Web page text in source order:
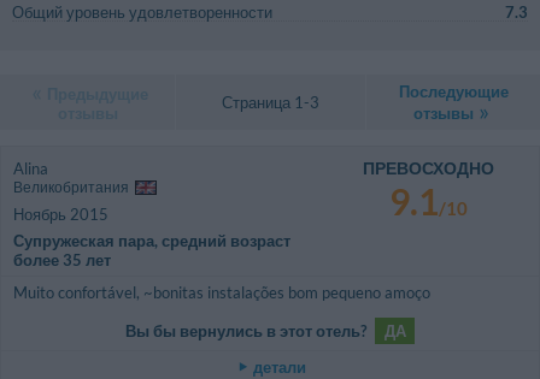
Общий уровень удовлетворенности
7.3
Страница 1-3
Последующие
отзывы
Alina
Великобритания
Ноябрь 2015
Супружеская пара, средний возраст
более 35 лет
ПРЕВОСХОДНО
9.1/10
Muito confortável, ~bonitas instalações bom pequeno amoço
Вы бы вернулись в этот отель?
ДА
детали